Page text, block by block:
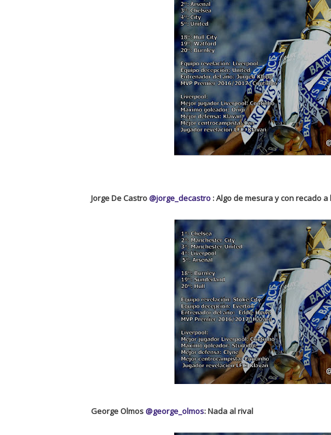
Jorge De Castro @jorge_decastro : Algo de mesura y con recado
George Olmos @george_olmos: Nada al rival